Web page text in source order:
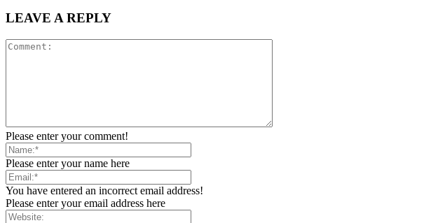
LEAVE A REPLY
Please enter your comment!
Please enter your name here
You have entered an incorrect email address!
Please enter your email address here